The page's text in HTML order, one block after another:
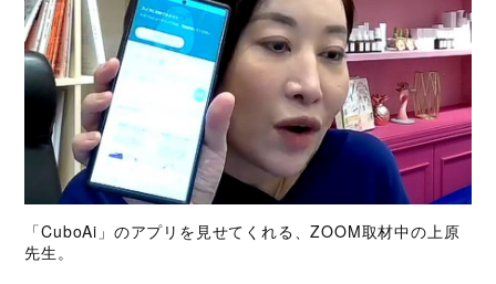
「CuboAi」のアプリを見せてくれる、ZOOM取材中の上原
先生。